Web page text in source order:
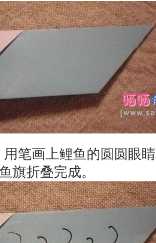
用笔画上鲤鱼的圆圆眼
旗折叠完成。